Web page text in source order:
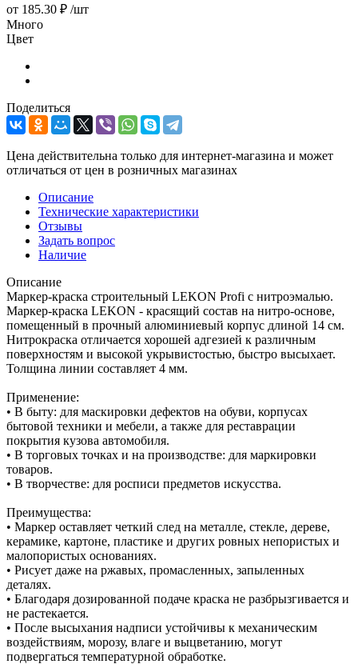
от 185.30 ₽ /шт
Много
Цвет
Поделиться
Цена действительна только для интернет-магазина и может
отличаться от цен в розничных магазинах
Описание
Технические характеристики
Отзывы
Задать вопрос
Наличие
Описание
Маркер-краска строительный LEKON Profi с нитроэмалью.
Маркер-краска LEKON - красящий состав на нитро-основе,
помещенный в прочный алюминиевый корпус длиной 14 см.
Нитрокраска отличается хорошей адгезией к различным
поверхностям и высокой укрывистостью, быстро высыхает.
Толщина линии составляет 4 мм.
Применение:
• В быту: для маскировки дефектов на обуви, корпусах
бытовой техники и мебели, а также для реставрации
покрытия кузова автомобиля.
• В торговых точках и на производстве: для маркировки
товаров.
• В творчестве: для росписи предметов искусства.
Преимущества:
• Маркер оставляет четкий след на металле, стекле, дереве,
керамике, картоне, пластике и других ровных непористых и
малопористых основаниях.
• Рисует даже на ржавых, промасленных, запыленных
деталях.
• Благодаря дозированной подаче краска не разбрызгивается и
не растекается.
• После высыхания надписи устойчивы к механическим
воздействиям, морозу, влаге и выцветанию, могут
подвергаться температурной обработке.